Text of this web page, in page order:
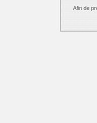
Afin de